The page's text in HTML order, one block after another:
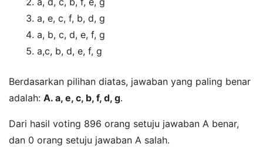
a, e, c, f, b, d, g
a, b, c, d, e, f, g
a,c, b, d, e, f, g
Berdasarkan pilihan diatas, jawaban yang paling benar
adalah: A. a, e, c, b, f, d, g.
Dari hasil voting 896 orang setuju jawaban A benar,
dan 0 orang setuju jawaban A salah.